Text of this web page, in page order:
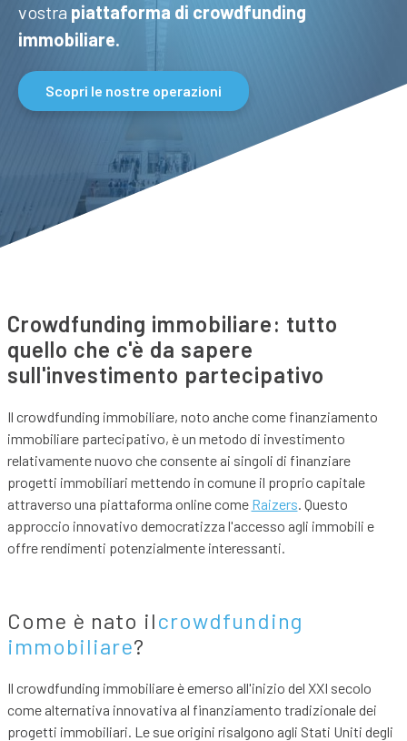
vostra piattaforma di crowdfunding
immobiliare.
Scopri le nostre operazioni
Crowdfunding immobiliare: tutto
quello che c'è da sapere
sull'investimento partecipativo
Il crowdfunding immobiliare, noto anche come finanziamento
immobiliare partecipativo, è un metodo di investimento
relativamente nuovo che consente ai singoli di finanziare
progetti immobiliari mettendo in comune il proprio capitale
attraverso una piattaforma online come Raizers. Questo
approccio innovativo democratizza l'accesso agli immobili e
offre rendimenti potenzialmente interessanti.
Come è nato ilcrowdfunding
immobiliare?
Il crowdfunding immobiliare è emerso all'inizio del XXI secolo
come alternativa innovativa al finanziamento tradizionale dei
progetti immobiliari. Le sue origini risalgono agli Stati Uniti degli